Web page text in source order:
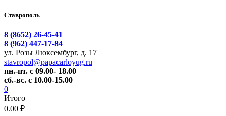
Ставрополь
8 (8652) 26-45-41
8 (962) 447-17-84
ул. Розы Люксембург, д. 17
stavropol@papacarloyug.ru
пн.-пт. с 09.00- 18.00
сб.-вс. с 10.00-15.00
0
Итого
0.00 ₽